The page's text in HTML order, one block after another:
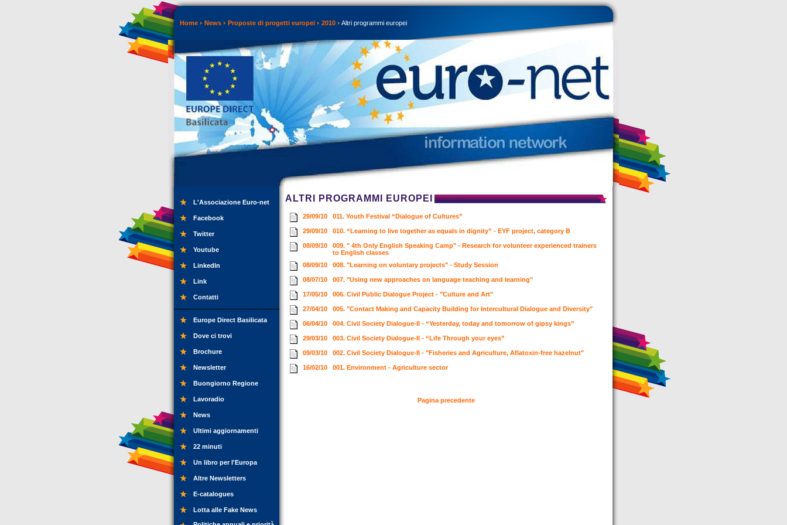
Home News Proposte di progetti europei 2010 Altri programmi europei
L'Associazione Euro-net
Facebook
Twitter
Youtube
LinkedIn
Link
Contatti
Europe Direct Basilicata
Dove ci trovi
Brochure
Newsletter
Buongiorno Regione
Lavoradio
News
Ultimi aggiornamenti
22 minuti
Un libro per l'Europa
Altre Newsletters
E-catalogues
Lotta alle Fake News
ALTRI PROGRAMMI EUROPEI
29/09/10 011. Youth Festival “Dialogue of Cultures”
29/09/10 010. “Learning to live together as equals in dignity” - EYF project, category B
08/09/10
009. " 4th Only English Speaking Camp" - Research for volunteer experienced trainers
to English classes
08/09/10
008. "Learning on voluntary projects" - Study Session
08/07/10 007. "Using new approaches on language teaching and learning"
17/05/10 006. Civil Public Dialogue Project - "Culture and Art"
27/04/10 005. "Contact Making and Capacity Building for Intercultural Dialogue and Diversity"
06/04/10 004. Civil Society Dialogue-II - “Yesterday, today and tomorrow of gipsy kings”
29/03/10 003. Civil Society Dialogue-II - “Life Through your eyes”
09/03/10 002. Civil Society Dialogue-II - "Fisheries and Agriculture, Aflatoxin-free hazelnut"
16/02/10 001. Environment - Agriculture sector
Pagina precedente